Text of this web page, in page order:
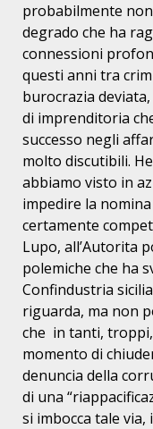
probabilmente
degrado che ha
connessioni
questi anni tra
burocrazia
di imprenditoria
successo negli
molto discutibili.
abbiamo visto in
impedire la
certamente
Lupo, all’Autorita
polemiche che ha
Confindustria
riguarda, ma non
che in tanti,
momento di
denuncia della
di una
si imbocca tale via,